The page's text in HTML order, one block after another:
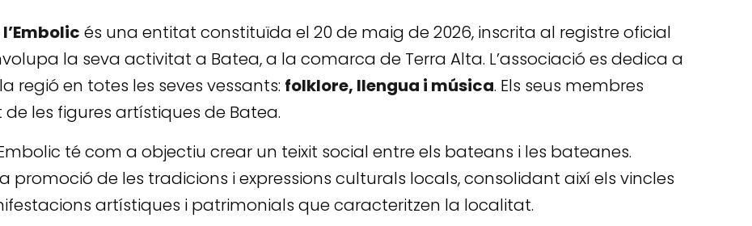
és una entitat constituïda el 20 de maig de 2026, inscrita al registre oficial
la seva activitat a Batea, a la comarca de Terra Alta. L’associació es dedica a
regió en totes les seves vessants: folklore, llengua i música. Els seus membres
les figures artístiques de Batea.
té com a objectiu crear un teixit social entre els bateans i les bateanes.
de les tradicions i expressions culturals locals, consolidant així els vincles
artístiques i patrimonials que caracteritzen la localitat.